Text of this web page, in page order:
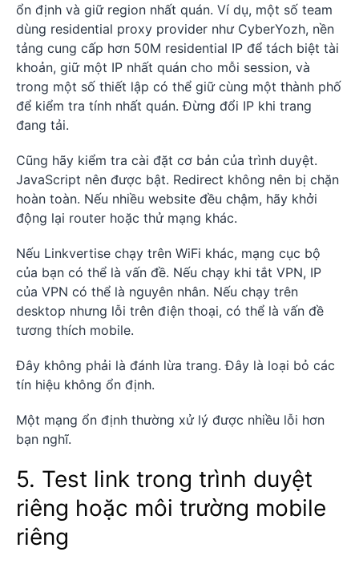
ổn định và giữ region nhất quán. Ví dụ, một số team
dùng residential proxy provider như CyberYozh, nền
tảng cung cấp hơn 50M residential IP để tách biệt tài
khoản, giữ một IP nhất quán cho mỗi session, và
trong một số thiết lập có thể giữ cùng một thành phố
để kiểm tra tính nhất quán. Đừng đổi IP khi trang
đang tải.
Cũng hãy kiểm tra cài đặt cơ bản của trình duyệt.
JavaScript nên được bật. Redirect không nên bị chặn
hoàn toàn. Nếu nhiều website đều chậm, hãy khởi
động lại router hoặc thử mạng khác.
Nếu Linkvertise chạy trên WiFi khác, mạng cục bộ
của bạn có thể là vấn đề. Nếu chạy khi tắt VPN, IP
của VPN có thể là nguyên nhân. Nếu chạy trên
desktop nhưng lỗi trên điện thoại, có thể là vấn đề
tương thích mobile.
Đây không phải là đánh lừa trang. Đây là loại bỏ các
tín hiệu không ổn định.
Một mạng ổn định thường xử lý được nhiều lỗi hơn
bạn nghĩ.
5. Test link trong trình duyệt
riêng hoặc môi trường mobile
riêng